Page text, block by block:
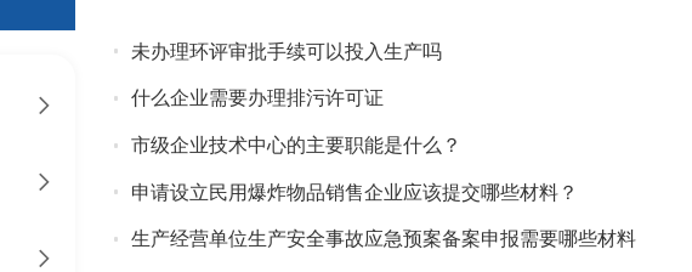
未办理环评审批手续可以投入生产吗
什么企业需要办理排污许可证
市级企业技术中心的主要职能是什么？
申请设立民用爆炸物品销售企业应该提交哪些材料？
生产经营单位生产安全事故应急预案备案申报需要哪些材料